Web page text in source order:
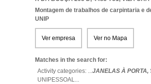
Montagem de trabalhos de carpintaria e
UNIP
Ver empresa Ver no Mapa
Matches in the search for:
Activity categories: ...JANELAS À PORTA,
UNIPESSOAL...